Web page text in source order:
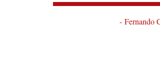
Fernando